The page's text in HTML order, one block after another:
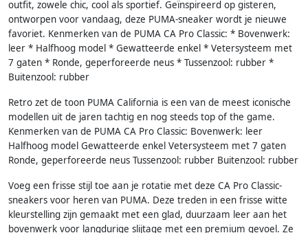
outfit, zowele chic, cool als sportief. Geïnspireerd op gisteren,
ontworpen voor vandaag, deze PUMA-sneaker wordt je nieuwe
favoriet. Kenmerken van de PUMA CA Pro Classic: * Bovenwerk:
leer * Halfhoog model * Gewatteerde enkel * Vetersysteem met
7 gaten * Ronde, geperforeerde neus * Tussenzool: rubber *
Buitenzool: rubber
Retro zet de toon PUMA California is een van de meest iconische
modellen uit de jaren tachtig en nog steeds top of the game.
Kenmerken van de PUMA CA Pro Classic: Bovenwerk: leer
Halfhoog model Gewatteerde enkel Vetersysteem met 7 gaten
Ronde, geperforeerde neus Tussenzool: rubber Buitenzool: rubber
Voeg een frisse stijl toe aan je rotatie met deze CA Pro Classic-
sneakers voor heren van PUMA. Deze treden in een frisse witte
kleurstelling zijn gemaakt met een glad, duurzaam leer aan het
bovenwerk voor langdurige slijtage met een premium gevoel. Ze